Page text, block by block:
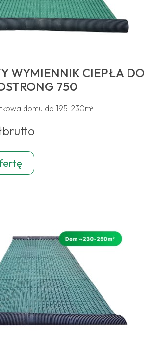
WYMIENNIK CIEPŁA DO
750
domu do 195-230m²
brutto